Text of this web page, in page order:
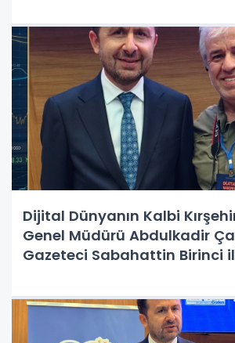
Dijital Dünyanın Kalbi
Genel Müdürü Abdulkadir
Gazeteci Sabahattin Birinci